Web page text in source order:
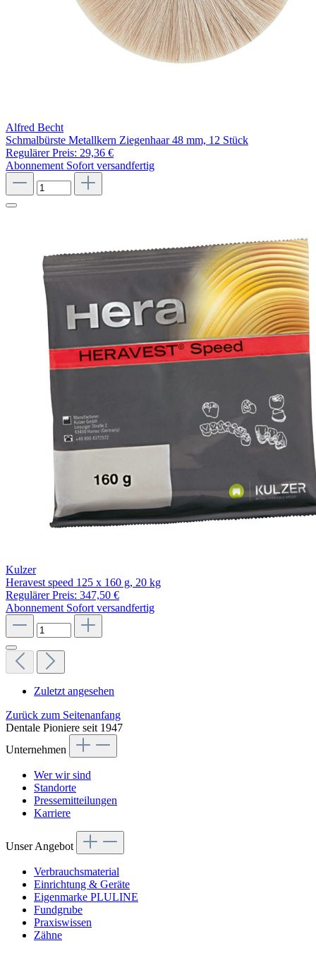
Alfred Becht
Schmalbürste Metallkern Ziegenhaar 48 mm, 12 Stück
Regulärer Preis: 29,36 €
Abonnement Sofort versandfertig
Kulzer
Heravest speed 125 x 160 g, 20 kg
Regulärer Preis: 347,50 €
Abonnement Sofort versandfertig
Zuletzt angesehen
Zurück zum Seitenanfang
Dentale Pioniere seit 1947
Unternehmen
Wer wir sind
Standorte
Pressemitteilungen
Karriere
Unser Angebot
Verbrauchsmaterial
Einrichtung & Geräte
Eigenmarke PLULINE
Fundgrube
Praxiswissen
Zähne